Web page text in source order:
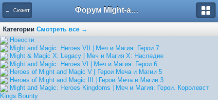
← Сюжет Форум Might-and-Magic.ru
Категории Смотреть все →
Hовости
Might and Magic: Heroes VII | Меч и Магия: Герои 7
Might & Magic X: Legacy | Меч и Магия X: Наследие
Might and Magic: Heroes VI | Меч и Магия: Герои 6
Heroes of Might and Magic V | Герои Меча и Магии 5
Heroes of Might and Magic III | Герои Меча и Магии 3
Might and Magic: Heroes Kingdoms | Меч и Магия: Герои. Королевст
Kings Bounty